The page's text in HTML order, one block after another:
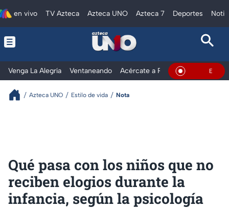
en vivo TV Azteca Azteca UNO Azteca 7 Deportes
Venga La Alegría Ventaneando Acércate a Rocío Al Extremo
En Vivo
Azteca UNO Estilo de vida Nota
Qué pasa con los niños que no
reciben elogios durante la
infancia, según la psicología